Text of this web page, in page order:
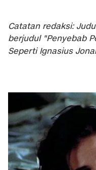
Catatan redaksi:
berjudul "Penyebab
Seperti Ignasius